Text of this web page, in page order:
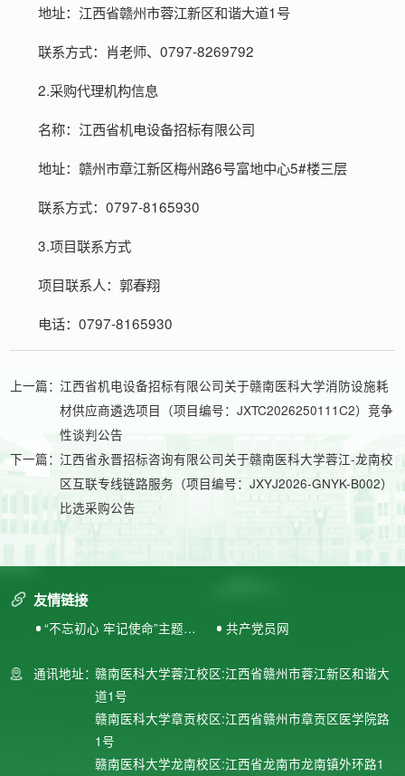
地址：江西省赣州市蓉江新区和谐大道1号
联系方式：肖老师、0797-8269792
2.采购代理机构信息
名称：江西省机电设备招标有限公司
地址：赣州市章江新区梅州路6号富地中心5#楼三层
联系方式：0797-8165930
3.项目联系方式
项目联系人：郭春翔
电话：0797-8165930
上一篇：江西省机电设备招标有限公司关于赣南医科大学消防设施耗
材供应商遴选项目（项目编号：JXTC2026250111C2）竞争
性谈判公告
下一篇：江西省永晋招标咨询有限公司关于赣南医科大学蓉江-龙南校
区互联专线链路服务（项目编号：JXYJ2026-GNYK-B002）
比选采购公告
友情链接
“不忘初心 牢记使命”主题教
共产党员网
通讯地址：赣南医科大学蓉江校区:江西省赣州市蓉江新区和谐大
道1号
赣南医科大学章贡校区:江西省赣州市章贡区医学院路
1号
赣南医科大学龙南校区:江西省龙南市龙南镇外环路1